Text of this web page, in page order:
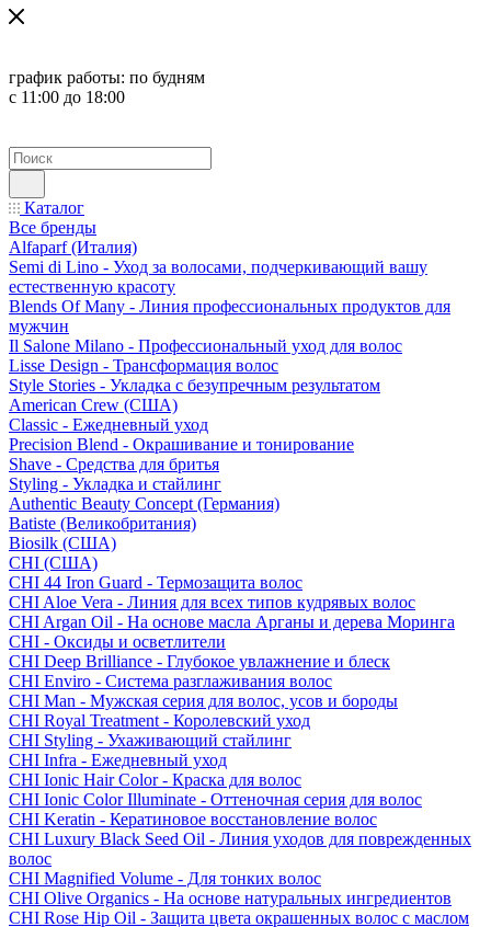
график работы: по будням
с 11:00 до 18:00
Каталог
Все бренды
Alfaparf (Италия)
Semi di Lino - Уход за волосами, подчеркивающий вашу
естественную красоту
Blends Of Many - Линия профессиональных продуктов для
мужчин
Il Salone Milano - Профессиональный уход для волос
Lisse Design - Трансформация волос
Style Stories - Укладка с безупречным результатом
American Crew (США)
Classic - Ежедневный уход
Precision Blend - Окрашивание и тонирование
Shave - Средства для бритья
Styling - Укладка и стайлинг
Authentic Beauty Concept (Германия)
Batiste (Великобритания)
Biosilk (США)
CHI (США)
CHI 44 Iron Guard - Термозащита волос
CHI Aloe Vera - Линия для всех типов кудрявых волос
CHI Argan Oil - На основе масла Арганы и дерева Моринга
CHI - Оксиды и осветлители
CHI Deep Brilliance - Глубокое увлажнение и блеск
CHI Enviro - Система разглаживания волос
CHI Man - Мужская серия для волос, усов и бороды
CHI Royal Treatment - Королевский уход
CHI Styling - Ухаживающий стайлинг
CHI Infra - Ежедневный уход
CHI Ionic Hair Color - Краска для волос
CHI Ionic Color Illuminate - Оттеночная серия для волос
CHI Keratin - Кератиновое восстановление волос
CHI Luxury Black Seed Oil - Линия уходов для поврежденных
волос
CHI Magnified Volume - Для тонких волос
CHI Olive Organics - На основе натуральных ингредиентов
CHI Rose Hip Oil - Защита цвета окрашенных волос с маслом